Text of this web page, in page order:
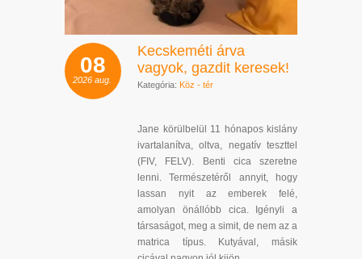
08
2026 aug.
Kecskeméti árva
vagyok, gazdit keresek!
Kategória: Köz - tér
Jane körülbelül 11 hónapos kislány
ivartalanítva, oltva, negatív teszttel
(FIV, FELV). Benti cica szeretne
lenni. Természetéről annyit, hogy
lassan nyit az emberek felé,
amolyan önállóbb cica. Igényli a
társaságot, meg a simit, de nem az a
matrica típus. Kutyával, másik